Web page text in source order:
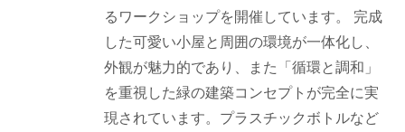
るワークショップを開催しています。 完成
した可愛い小屋と周囲の環境が一体化し、
外観が魅力的であり、また「循環と調和」
を重視した緑の建築コンセプトが完全に実
現されています。プラスチックボトルなど